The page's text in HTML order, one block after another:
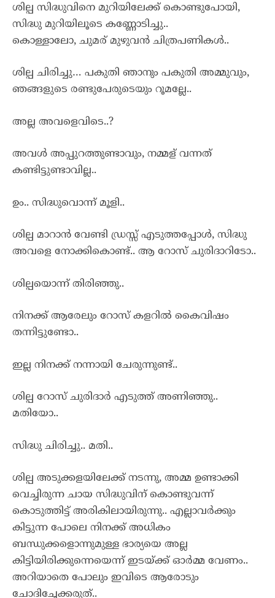
ശില്പ സിദ്ധുവിനെ മുറിയിലേക്ക് കൊണ്ടുപോയി,
സിദ്ധു മുറിയിലൂടെ കണ്ണോടിച്ചു..
കൊള്ളാലോ, ചുമര് മുഴുവൻ ചിത്രപണികൾ..
ശില്പ ചിരിച്ചു… പകുതി ഞാനും പകുതി അമ്മുവും,
ഞങ്ങളുടെ രണ്ടുപേരുടെയും റൂമല്ലേ..
അല്ല അവളെവിടെ..?
അവൾ അപ്പുറത്തുണ്ടാവും, നമ്മള് വന്നത്
കണ്ടിട്ടുണ്ടാവില്ല..
ഉം.. സിദ്ധുവൊന്ന് മൂളി..
ശില്പ മാറാൻ വേണ്ടി ഡ്രസ്സ്‌ എടുത്തപ്പോൾ, സിദ്ധു
അവളെ നോക്കികൊണ്ട്.. ആ റോസ് ചുരിദാറിടോ..
ശില്പയൊന്ന് തിരിഞ്ഞു..
നിനക്ക് ആരേലും റോസ് കളറിൽ കൈവിഷം
തന്നിട്ടുണ്ടോ..
ഇല്ല നിനക്ക് നന്നായി ചേരുന്നുണ്ട്..
ശില്പ റോസ് ചുരിദാർ എടുത്ത് അണിഞ്ഞു..
മതിയോ..
സിദ്ധു ചിരിച്ചു.. മതി..
ശില്പ അടുക്കളയിലേക്ക് നടന്നു, അമ്മ ഉണ്ടാക്കി
വെച്ചിരുന്ന ചായ സിദ്ധുവിന് കൊണ്ടുവന്ന്
കൊടുത്തിട്ട് അരികിലായിരുന്നു.. എല്ലാവർക്കും
കിട്ടുന്ന പോലെ നിനക്ക് അധികം
ബന്ധുക്കളൊന്നുമുള്ള ഭാര്യയെ അല്ല
കിട്ടിയിരിക്കുന്നെയെന്ന് ഇടയ്ക്ക് ഓർമ്മ വേണം..
അറിയാതെ പോലും ഇവിടെ ആരോടും
ചോദിച്ചേക്കരുത്..